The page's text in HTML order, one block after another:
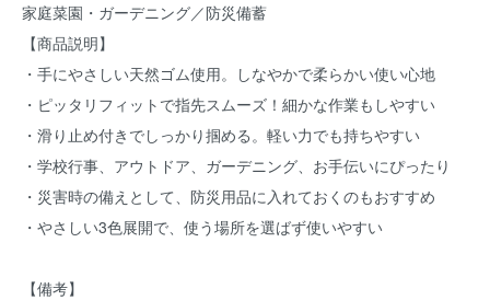
家庭菜園・ガーデニング／防災備蓄
【商品説明】
・手にやさしい天然ゴム使用。しなやかで柔らかい使い心地
・ピッタリフィットで指先スムーズ！細かな作業もしやすい
・滑り止め付きでしっかり掴める。軽い力でも持ちやすい
・学校行事、アウトドア、ガーデニング、お手伝いにぴったり
・災害時の備えとして、防災用品に入れておくのもおすすめ
・やさしい3色展開で、使う場所を選ばず使いやすい
【備考】